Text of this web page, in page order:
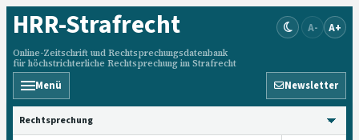
HRR-Strafrecht
Online-Zeitschrift und Rechtsprechungsdatenbank
für höchstrichterliche Rechtsprechung im Strafrecht
A- A+
Menü Newsletter
HRRS durchsuchen